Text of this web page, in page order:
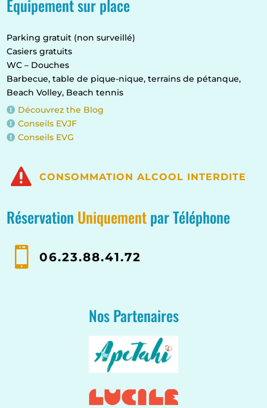
Équipement sur place
Parking gratuit (non surveillé)
Casiers gratuits
WC – Douches
Barbecue, table de pique-nique, terrains de pétanque,
Beach Volley, Beach tennis
 Découvrez the Blog
 Conseils EVJF
 Conseils EVG
 CONSOMMATION ALCOOL INTERDITE
Réservation Uniquementpar Téléphone
 06.23.88.41.72
Nos Partenaires